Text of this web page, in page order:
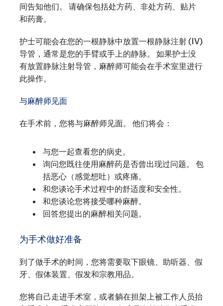
间告知他们。 请确保包括处方药、非处方药、贴片
和药膏。
护士可能会在您的一根静脉中放置一根静脉注射 (IV)
导管，通常是您的手臂或手上的静脉。 如果护士没
有放置静脉注射导管，麻醉师可能会在手术室里进行
此操作。
与麻醉师见面
在手术前，您将与麻醉师见面。 他们将会：
与您一起查看您的病史。
询问您既往使用麻醉药是否曾出现过问题。 包
括恶心（感觉想吐）或疼痛。
和您谈论手术过程中的舒适度和安全性。
和您谈论您将接受哪种麻醉。
回答您提出的麻醉相关问题。
为手术做好准备
到了做手术的时间，您将需要取下眼镜、助听器、假
牙、假体装置、假发和宗教用品。
您将自己走进手术室，或者躺在担架上被工作人员抬